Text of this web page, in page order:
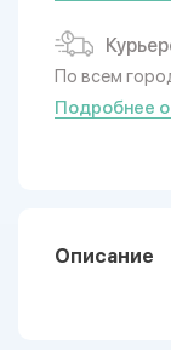
По всем
Подробнее
Описание